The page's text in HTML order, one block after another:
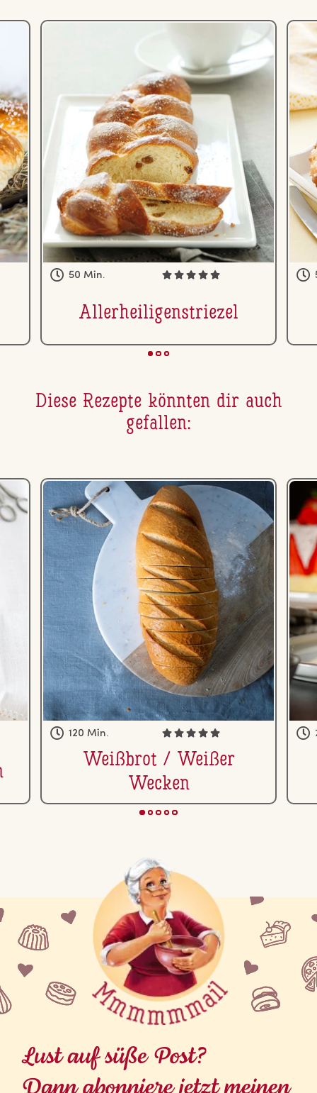
50 Min.
Al­ler­hei­li­gen­s­trie­zel
Diese Rezepte könnten dir auch
gefallen:
120 Min.
Weißbrot / Weißer
Wecken